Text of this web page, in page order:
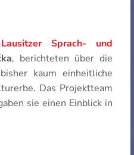
Sprach- und
, berichteten über die
kaum einheitliche
Das Projektteam
sie einen Einblick in